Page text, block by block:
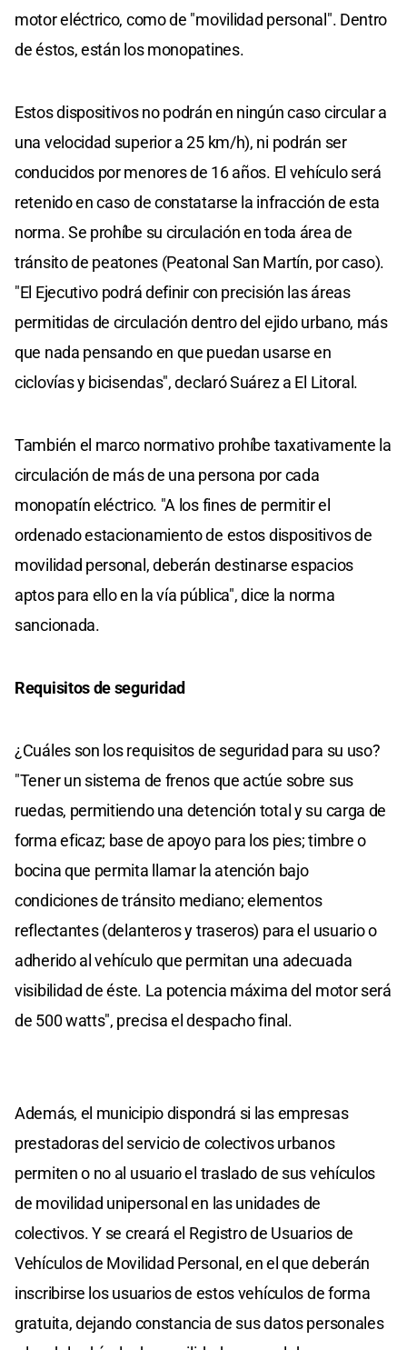
motor eléctrico, como de "movilidad personal". Dentro
de éstos, están los monopatines.
Estos dispositivos no podrán en ningún caso circular a
una velocidad superior a 25 km/h), ni podrán ser
conducidos por menores de 16 años. El vehículo será
retenido en caso de constatarse la infracción de esta
norma. Se prohíbe su circulación en toda área de
tránsito de peatones (Peatonal San Martín, por caso).
"El Ejecutivo podrá definir con precisión las áreas
permitidas de circulación dentro del ejido urbano, más
que nada pensando en que puedan usarse en
ciclovías y bicisendas", declaró Suárez a El Litoral.
También el marco normativo prohíbe taxativamente la
circulación de más de una persona por cada
monopatín eléctrico. "A los fines de permitir el
ordenado estacionamiento de estos dispositivos de
movilidad personal, deberán destinarse espacios
aptos para ello en la vía pública", dice la norma
sancionada.
Requisitos de seguridad
¿Cuáles son los requisitos de seguridad para su uso?
"Tener un sistema de frenos que actúe sobre sus
ruedas, permitiendo una detención total y su carga de
forma eficaz; base de apoyo para los pies; timbre o
bocina que permita llamar la atención bajo
condiciones de tránsito mediano; elementos
reflectantes (delanteros y traseros) para el usuario o
adherido al vehículo que permitan una adecuada
visibilidad de éste. La potencia máxima del motor será
de 500 watts", precisa el despacho final.
Además, el municipio dispondrá si las empresas
prestadoras del servicio de colectivos urbanos
permiten o no al usuario el traslado de sus vehículos
de movilidad unipersonal en las unidades de
colectivos. Y se creará el Registro de Usuarios de
Vehículos de Movilidad Personal, en el que deberán
inscribirse los usuarios de estos vehículos de forma
gratuita, dejando constancia de sus datos personales